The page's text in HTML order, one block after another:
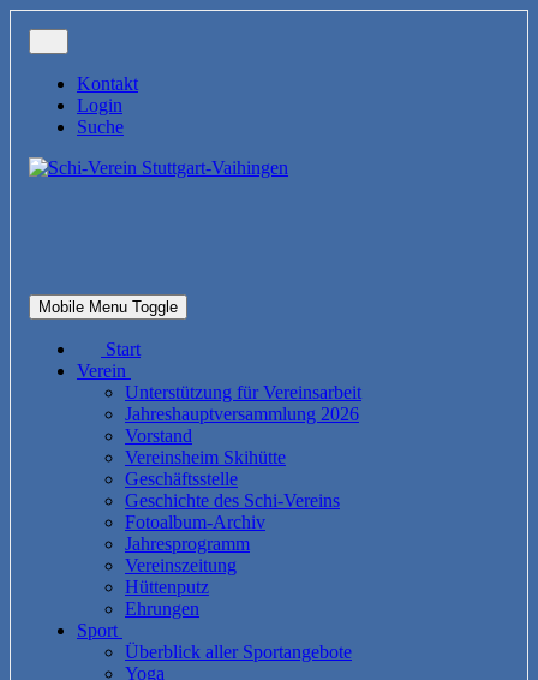
Kontakt
Login
Suche
Mobile Menu Toggle
Start
Verein
Unterstützung für Vereinsarbeit
Jahreshauptversammlung 2026
Vorstand
Vereinsheim Skihütte
Geschäftsstelle
Geschichte des Schi-Vereins
Fotoalbum-Archiv
Jahresprogramm
Vereinszeitung
Hüttenputz
Ehrungen
Sport
Überblick aller Sportangebote
Yoga